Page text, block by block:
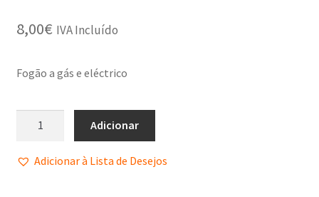
Política de Privacidade
Promoções
8,00€ IVA Incluído
Fogão a gás e eléctrico
Adicionar
Adicionar à Lista de Desejos